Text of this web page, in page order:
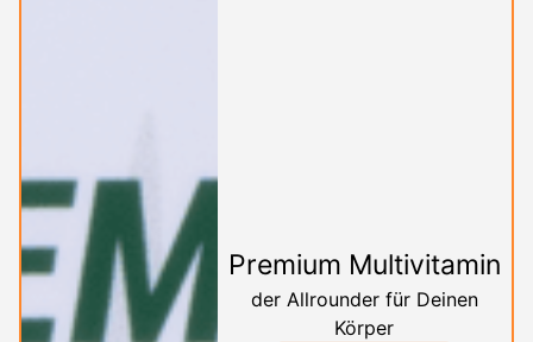
Premium Multivitamin
der Allrounder für Deinen
Körper